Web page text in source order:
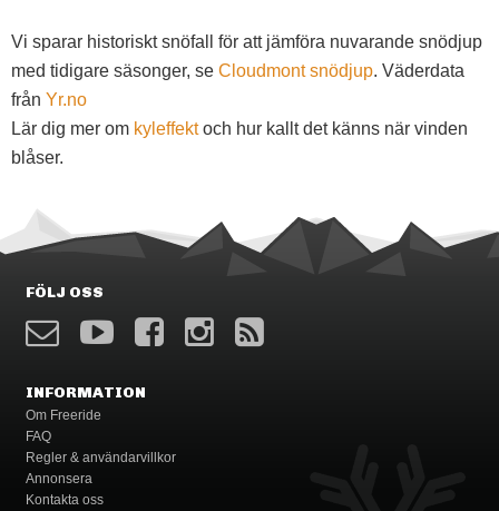
Vi sparar historiskt snöfall för att jämföra nuvarande snödjup
med tidigare säsonger, se Cloudmont snödjup. Väderdata
från Yr.no
Lär dig mer om kyleffektoch hur kallt det känns när vinden
blåser.
FÖLJ OSS
INFORMATION
Om Freeride
FAQ
Regler & användarvillkor
Annonsera
Kontakta oss